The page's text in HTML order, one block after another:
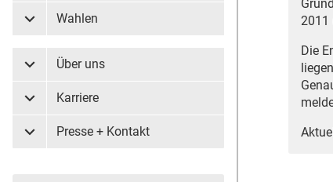
Untermenü Wahlen
Wahlen
Untermenü Über uns
Über uns
Untermenü Karriere
Karriere
Untermenü Presse + Kontakt
Presse + Kontakt
2011
Die